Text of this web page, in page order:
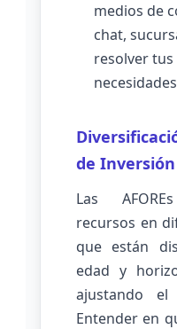
medios de
chat,
resolver tus
de Inversión
Las
recursos en
que están
edad y
ajustando
Entender en